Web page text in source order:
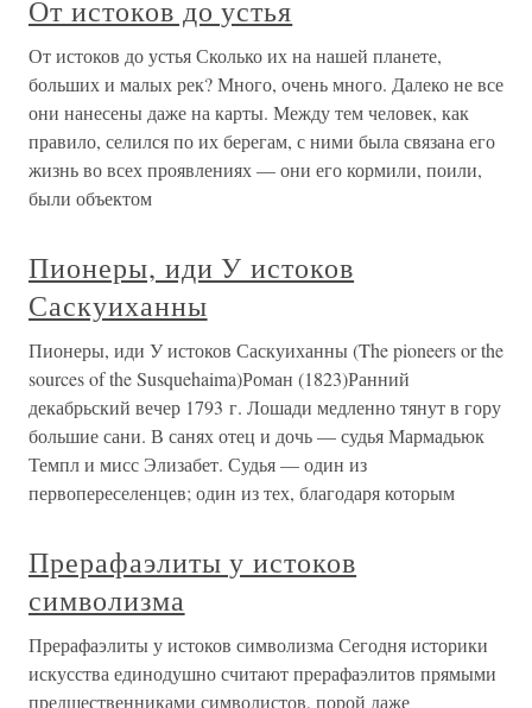
От истоков до устья
От истоков до устья Сколько их на нашей планете,
больших и малых рек? Много, очень много. Далеко не все
они нанесены даже на карты. Между тем человек, как
правило, селился по их берегам, с ними была связана его
жизнь во всех проявлениях — они его кормили, поили,
были объектом
Пионеры, иди У истоков
Саскуиханны
Пионеры, иди У истоков Саскуиханны (The pioneers or the
sources of the Susquehaima)Роман (1823)Ранний
декабрьский вечер 1793 г. Лошади медленно тянут в гору
большие сани. В санях отец и дочь — судья Мармадьюк
Темпл и мисс Элизабет. Судья — один из
первопереселенцев; один из тех, благодаря которым
Прерафаэлиты у истоков
символизма
Прерафаэлиты у истоков символизма Сегодня историки
искусства единодушно считают прерафаэлитов прямыми
предшественниками символистов, порой даже